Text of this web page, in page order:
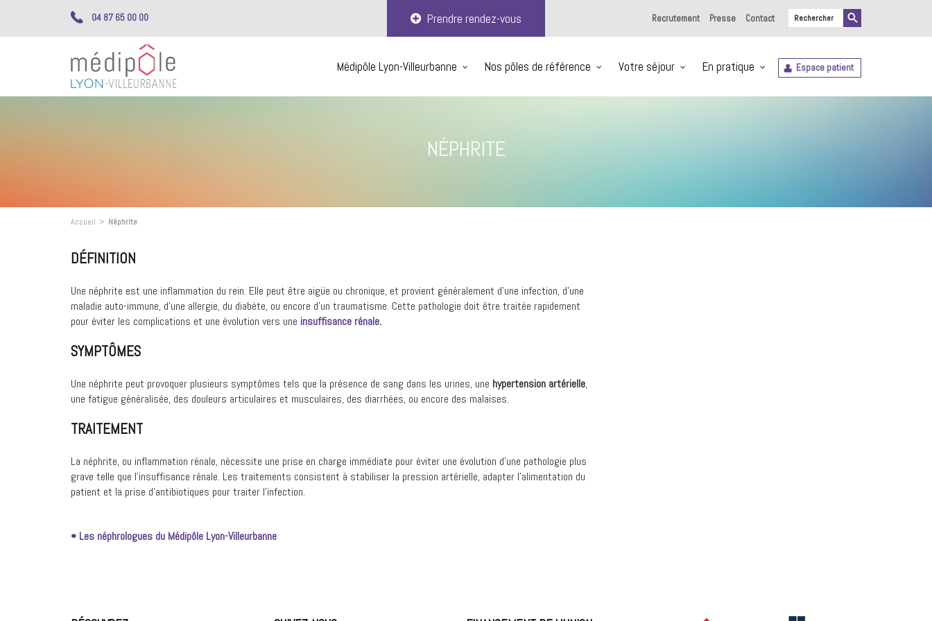
04 87 65 00 00 Prendre rendez-vous Recrutement Presse Contact
Médipôle Lyon-Villeurbanne Nos pôles de référence Votre séjour En pratique Espace patient
NÉPHRITE
Accueil > Néphrite
DÉFINITION
Une néphrite est une inflammation du rein. Elle peut être aigüe ou chronique, et provient généralement d’une infection, d’une
maladie auto-immune, d’une allergie, du diabète, ou encore d’un traumatisme. Cette pathologie doit être traitée rapidement
pour éviter les complications et une évolution vers une insuffisance rénale.
SYMPTÔMES
Une néphrite peut provoquer plusieurs symptômes tels que la présence de sang dans les urines, une hypertension artérielle,
une fatigue généralisée, des douleurs articulaires et musculaires, des diarrhées, ou encore des malaises.
TRAITEMENT
La néphrite, ou inflammation rénale, nécessite une prise en charge immédiate pour éviter une évolution d’une pathologie plus
grave telle que l’insuffisance rénale. Les traitements consistent à stabiliser la pression artérielle, adapter l’alimentation du
patient et la prise d’antibiotiques pour traiter l’infection.
• Les néphrologues du Médipôle Lyon-Villeurbanne